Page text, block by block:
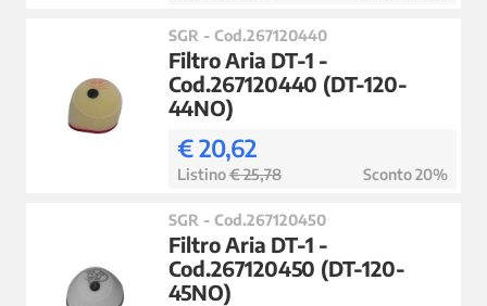
SGR - Cod.267120440
Filtro Aria DT-1 -
Cod.267120440 (DT-120-
44NO)
€ 20,62
Listino€ 25,78 Sconto 20%
SGR - Cod.267120450
Filtro Aria DT-1 -
Cod.267120450 (DT-120-
45NO)